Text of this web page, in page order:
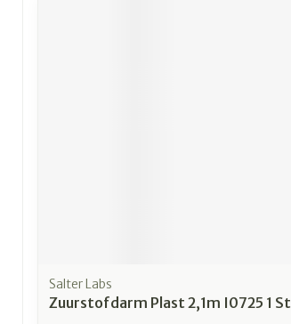
Salter Labs
Zuurstofdarm Plast 2,1m I0725 1 St